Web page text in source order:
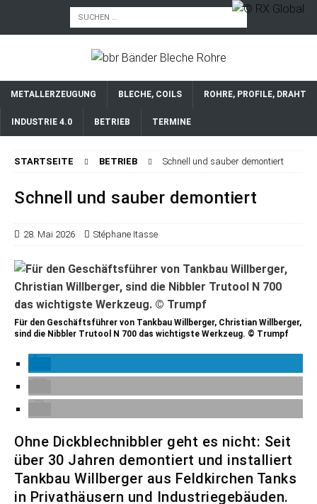
METALLERZEUGUNG BLECHE, COILS ROHRE, PROFILE, DRAHT
INDUSTRIE 4.0 BETRIEB TERMINE
STARTSEITE BETRIEB Schnell und sauber demontiert
Schnell und sauber demontiert
28. Mai 2026 Stéphane Itasse
Für den Geschäftsführer von Tankbau Willberger, Christian Willberger,
sind die Nibbler Trutool N 700 das wichtigste Werkzeug. © Trumpf
Ohne Dickblechnibbler geht es nicht: Seit
über 30 Jahren demontiert und installiert
Tankbau Willberger aus Feldkirchen Tanks
in Privathäusern und Industriegebäuden.